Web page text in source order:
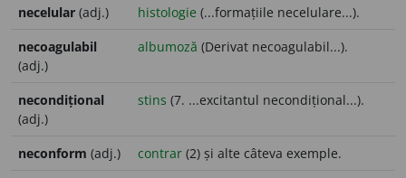
necelular (adj.) histologie (...formațiile necelulare...).
necoagulabil
(adj.)
albumoză (Derivat necoagulabil...).
necondițional
(adj.)
stins (7. ...excitantul necondițional...).
neconform (adj.) contrar (2) și alte câteva exemple.